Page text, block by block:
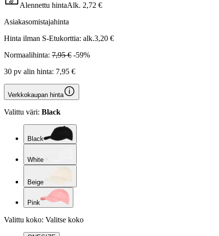
Alennettu hintaAlk. 2,72 €
Asiakasomistajahinta
Hinta ilman S-Etukorttia: alk.3,20 €
Normaalihinta: 7,95 € -59%
30 pv alin hinta: 7,95 €
Verkkokaupan hinta
Valittu väri: Black
Black
White
Beige
Pink
Valittu koko: Valitse koko